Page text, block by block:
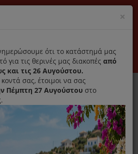
ανταλλακτικά
Εγγραφή Εταιρεία Επικοινωνία
0
×
ότι το κατάστημά μας
για τις θερινές μας διακοπές από
και τις 26 Αυγούστου.
σας, έτοιμοι να σας
Πέμπτη 27 Αυγούστου στο